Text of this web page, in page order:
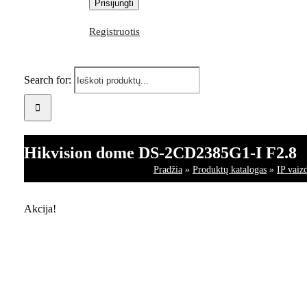
Registruotis
Search for:
Hikvision dome DS-2CD2385G1-I F2.8
Pradžia» Produktų katalogas» IP
Akcija!